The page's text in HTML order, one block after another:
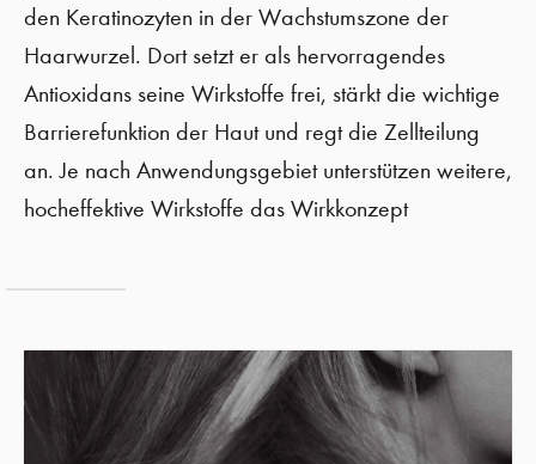
den Keratinozyten in der Wachstumszone der
Haarwurzel. Dort setzt er als hervorragendes
Antioxidans seine Wirkstoffe frei, stärkt die wichtige
Barrierefunktion der Haut und regt die Zellteilung
an. Je nach Anwendungsgebiet unterstützen weitere,
hocheffektive Wirkstoffe das Wirkkonzept